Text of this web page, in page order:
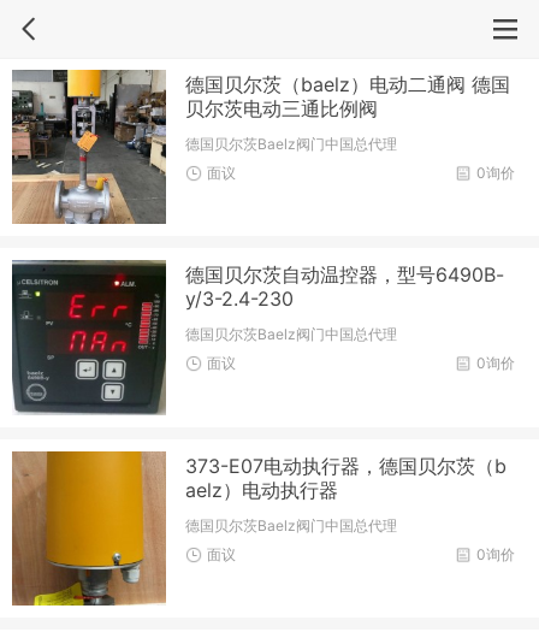
德国贝尔茨（baelz）电动二通阀 德国
贝尔茨电动三通比例阀
德国贝尔茨Baelz阀门中国总代理
0询价
面议
德国贝尔茨自动温控器，型号6490B-
y/3-2.4-230
德国贝尔茨Baelz阀门中国总代理
0询价
面议
373-E07电动执行器，德国贝尔茨（b
aelz）电动执行器
德国贝尔茨Baelz阀门中国总代理
0询价
面议